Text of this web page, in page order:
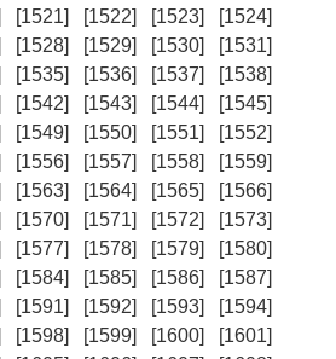
[1521] [1522] [1523]
[1524]
[1528] [1529] [1530]
[1531]
[1535] [1536] [1537]
[1538]
[1542] [1543] [1544]
[1545]
[1549] [1550] [1551]
[1552]
[1556] [1557] [1558]
[1559]
[1563] [1564] [1565]
[1566]
[1570] [1571] [1572]
[1573]
[1577] [1578] [1579]
[1580]
[1584] [1585] [1586]
[1587]
[1591] [1592] [1593]
[1594]
[1598] [1599] [1600]
[1601]